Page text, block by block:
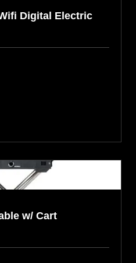
Digital Electric
w/ Cart